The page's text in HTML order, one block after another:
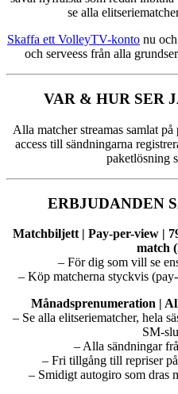
se alla
Skaffa ett VolleyTV-konto nu
och serveess från alla
VAR & HUR SER
Alla matcher streamas samlat på
access till sändningarna
paketlösning
ERBJUDANDEN
Matchbiljett | Pay-per-view |
match
– För dig som vill se
– Köp matcherna styckvis
Månadsprenumeration |
– Se alla elitseriematcher, hela
SM-
– Alla sändningar
– Fri tillgång till repriser på
– Smidigt autogiro som dras